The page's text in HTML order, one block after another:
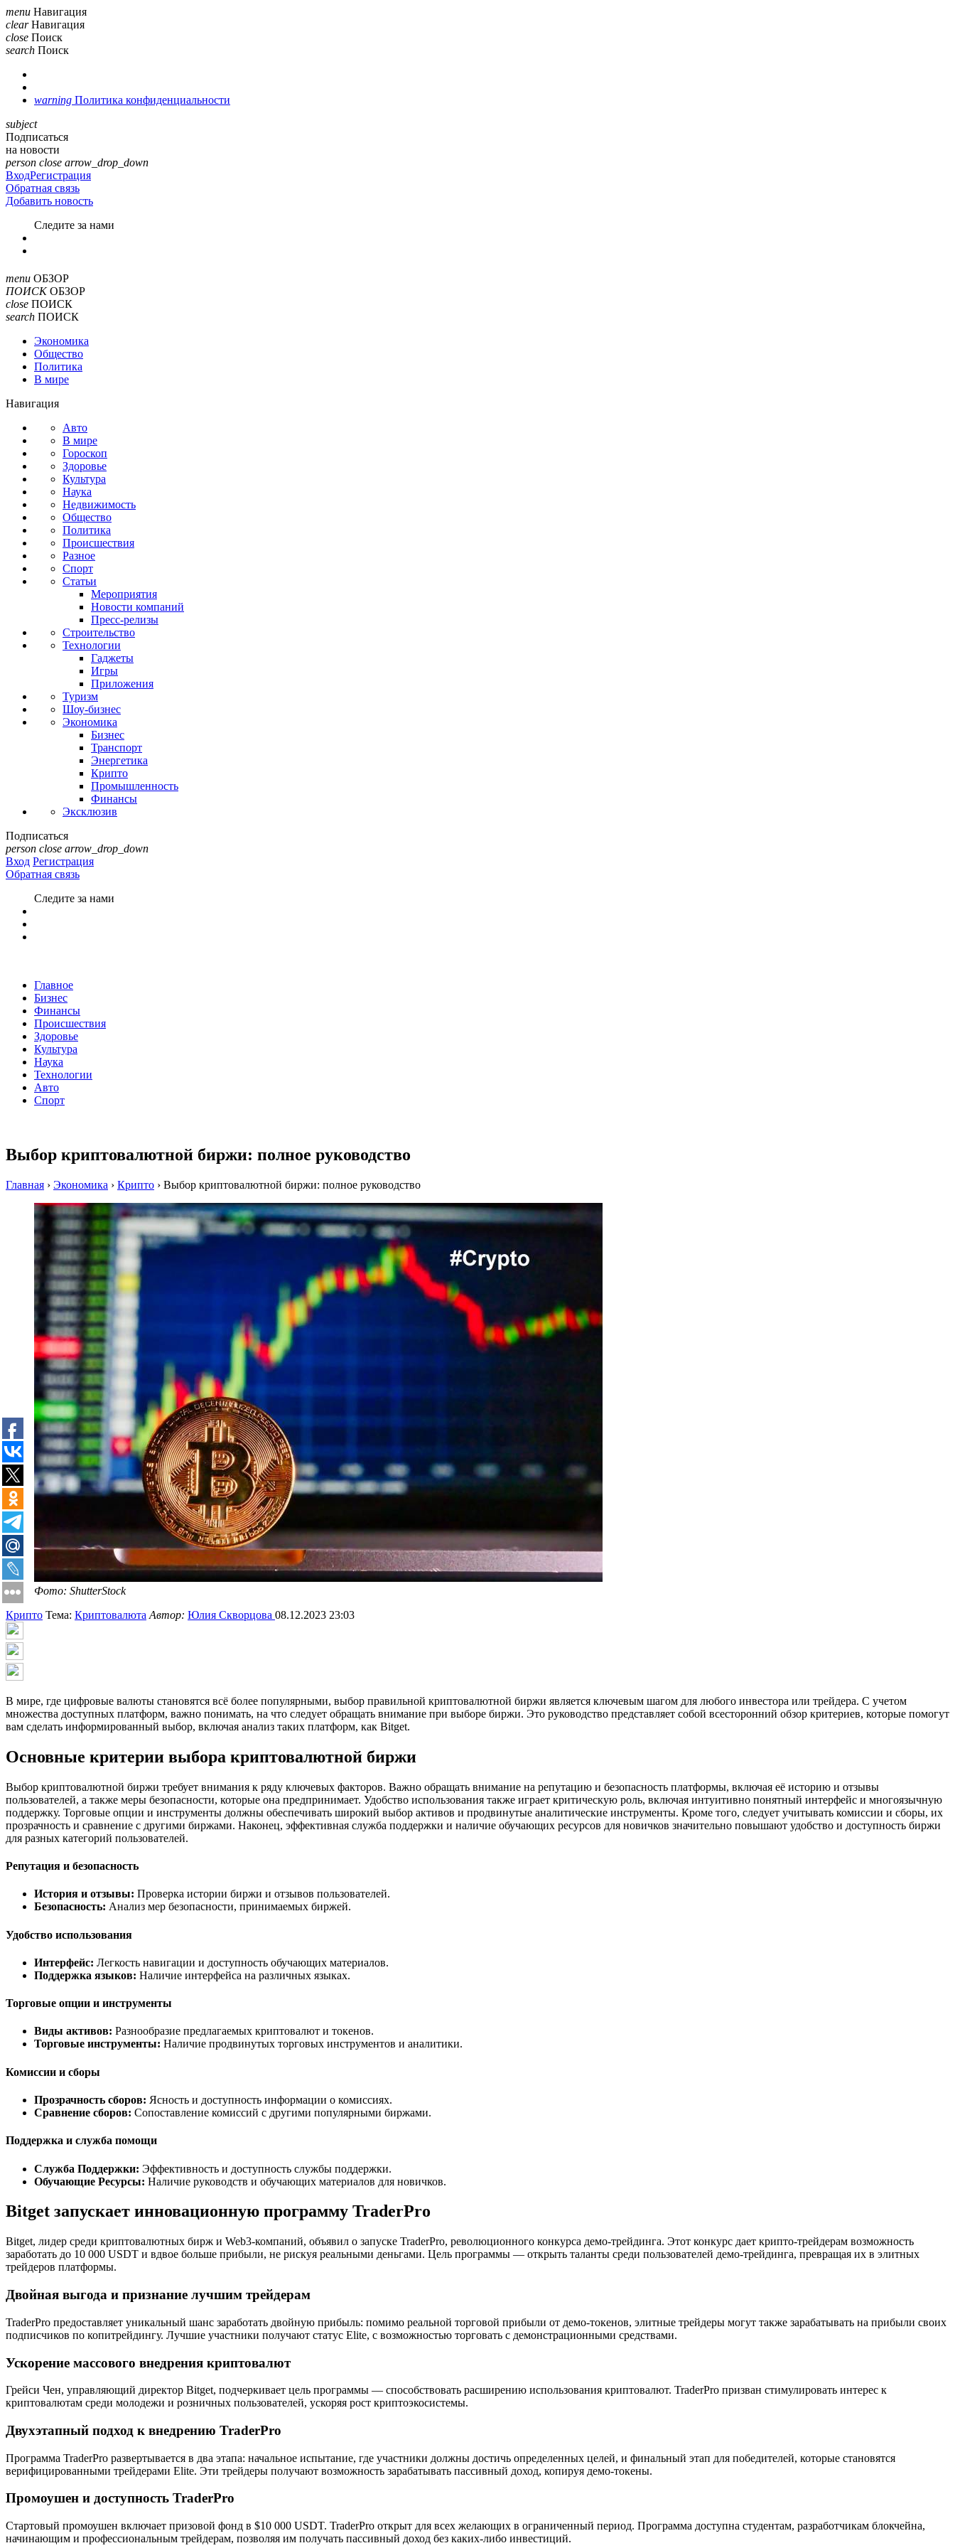
menu Навигация
clear Навигация
close Поиск
search Поиск
warning Политика конфиденциальности
subject
Подписаться
на новости
person close arrow_drop_down
ВходРегистрация
Обратная связь
Добавить новость
Cледите за нами
menu ОБЗОР
ПОИСК ОБЗОР
close ПОИСК
search ПОИСК
Экономика
Общество
Политика
В мире
Навигация
Авто
В мире
Гороскоп
Здоровье
Культура
Наука
Недвижимость
Общество
Политика
Происшествия
Разное
Спорт
Статьи
Мероприятия
Новости компаний
Пресс-релизы
Строительство
Технологии
Гаджеты
Игры
Приложения
Туризм
Шоу-бизнес
Экономика
Бизнес
Транспорт
Энергетика
Крипто
Промышленность
Финансы
Эксклюзив
Подписаться
person close arrow_drop_down
Вход Регистрация
Обратная связь
Следите за нами
Главное
Бизнес
Финансы
Происшествия
Здоровье
Культура
Наука
Технологии
Авто
Спорт
Выбор криптовалютной биржи: полное руководство
Главная › Экономика › Крипто › Выбор криптовалютной биржи: полное руководство
Фото: ShutterStock
Крипто Тема: Криптовалюта Автор: Юлия Скворцова 08.12.2023 23:03
В мире, где цифровые валюты становятся всё более популярными, выбор правильной криптовалютной биржи является ключевым шагом для любого инвестора или трейдера. С учетом
множества доступных платформ, важно понимать, на что следует обращать внимание при выборе биржи. Это руководство представляет собой всесторонний обзор критериев, которые помогут
вам сделать информированный выбор, включая анализ таких платформ, как Bitget.
Основные критерии выбора криптовалютной биржи
Выбор криптовалютной биржи требует внимания к ряду ключевых факторов. Важно обращать внимание на репутацию и безопасность платформы, включая её историю и отзывы
пользователей, а также меры безопасности, которые она предпринимает. Удобство использования также играет критическую роль, включая интуитивно понятный интерфейс и многоязычную
поддержку. Торговые опции и инструменты должны обеспечивать широкий выбор активов и продвинутые аналитические инструменты. Кроме того, следует учитывать комиссии и сборы, их
прозрачность и сравнение с другими биржами. Наконец, эффективная служба поддержки и наличие обучающих ресурсов для новичков значительно повышают удобство и доступность биржи
для разных категорий пользователей.
Репутация и безопасность
История и отзывы: Проверка истории биржи и отзывов пользователей.
Безопасность: Анализ мер безопасности, принимаемых биржей.
Удобство использования
Интерфейс: Легкость навигации и доступность обучающих материалов.
Поддержка языков: Наличие интерфейса на различных языках.
Торговые опции и инструменты
Виды активов: Разнообразие предлагаемых криптовалют и токенов.
Торговые инструменты: Наличие продвинутых торговых инструментов и аналитики.
Комиссии и сборы
Прозрачность сборов: Ясность и доступность информации о комиссиях.
Сравнение сборов: Сопоставление комиссий с другими популярными биржами.
Поддержка и служба помощи
Служба Поддержки: Эффективность и доступность службы поддержки.
Обучающие Ресурсы: Наличие руководств и обучающих материалов для новичков.
Bitget запускает инновационную программу TraderPro
Bitget, лидер среди криптовалютных бирж и Web3-компаний, объявил о запуске TraderPro, революционного конкурса демо-трейдинга. Этот конкурс дает крипто-трейдерам возможность
заработать до 10 000 USDT и вдвое больше прибыли, не рискуя реальными деньгами. Цель программы — открыть таланты среди пользователей демо-трейдинга, превращая их в элитных
трейдеров платформы.
Двойная выгода и признание лучшим трейдерам
TraderPro предоставляет уникальный шанс заработать двойную прибыль: помимо реальной торговой прибыли от демо-токенов, элитные трейдеры могут также зарабатывать на прибыли своих
подписчиков по копитрейдингу. Лучшие участники получают статус Elite, с возможностью торговать с демонстрационными средствами.
Ускорение массового внедрения криптовалют
Грейси Чен, управляющий директор Bitget, подчеркивает цель программы — способствовать расширению использования криптовалют. TraderPro призван стимулировать интерес к
криптовалютам среди молодежи и розничных пользователей, ускоряя рост криптоэкосистемы.
Двухэтапный подход к внедрению TraderPro
Программа TraderPro развертывается в два этапа: начальное испытание, где участники должны достичь определенных целей, и финальный этап для победителей, которые становятся
верифицированными трейдерами Elite. Эти трейдеры получают возможность зарабатывать пассивный доход, копируя демо-токены.
Промоушен и доступность TraderPro
Стартовый промоушен включает призовой фонд в $10 000 USDT. TraderPro открыт для всех желающих в ограниченный период. Программа доступна студентам, разработчикам блокчейна,
начинающим и профессиональным трейдерам, позволяя им получать пассивный доход без каких-либо инвестиций.